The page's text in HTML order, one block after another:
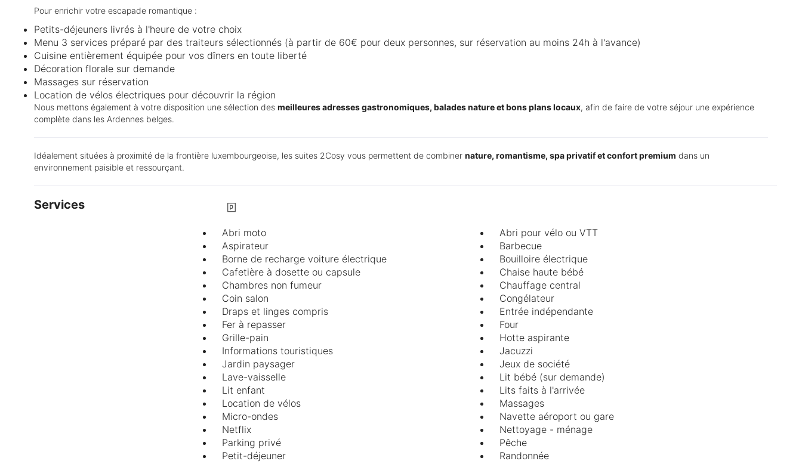
Pour enrichir votre escapade romantique :
Petits-déjeuners livrés à l'heure de votre choix
Menu 3 services préparé par des traiteurs sélectionnés (à partir de 60€ pour deux personnes, sur réservation au moins 24h à l'avance)
Cuisine entièrement équipée pour vos dîners en toute liberté
Décoration florale sur demande
Massages sur réservation
Location de vélos électriques pour découvrir la région
Nous mettons également à votre disposition une sélection des meilleures adresses gastronomiques, balades nature et bons plans locaux, afin de faire de votre séjour une expérience
complète dans les Ardennes belges.
Idéalement situées à proximité de la frontière luxembourgeoise, les suites 2Cosy vous permettent de combiner nature, romantisme, spa privatif et confort premium dans un
environnement paisible et ressourçant.
Services
Abri moto
Abri pour vélo ou VTT
Aspirateur
Barbecue
Borne de recharge voiture électrique
Bouilloire électrique
Cafetière à dosette ou capsule
Chaise haute bébé
Chambres non fumeur
Chauffage central
Coin salon
Congélateur
Draps et linges compris
Entrée indépendante
Fer à repasser
Four
Grille-pain
Hotte aspirante
Informations touristiques
Jacuzzi
Jardin paysager
Jeux de société
Lave-vaisselle
Lit bébé (sur demande)
Lit enfant
Lits faits à l'arrivée
Location de vélos
Massages
Micro-ondes
Navette aéroport ou gare
Netflix
Nettoyage - ménage
Parking privé
Pêche
Petit-déjeuner
Randonnée